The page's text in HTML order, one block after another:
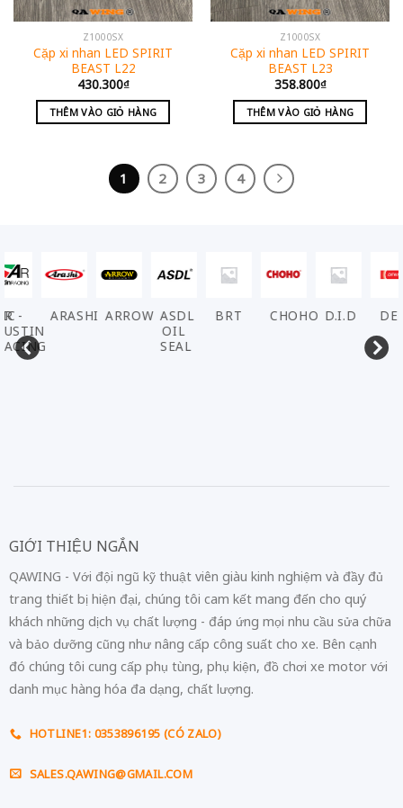
Z1000SX
Cặp xi nhan LED SPIRIT
BEAST L22
430.300₫
THÊM VÀO GIỎ HÀNG
Z1000SX
Cặp xi nhan LED SPIRIT
BEAST L23
358.800₫
THÊM VÀO GIỎ HÀNG
1 2 3 4
ARROW ASDL
BRT CHOHO D.I.D DENSO
GIỚI THIỆU NGẮN
QAWING - Với đội ngũ kỹ thuật viên giàu kinh nghiệm và đầy đủ
trang thiết bị hiện đại, chúng tôi cam kết mang đến cho quý
khách những dịch vụ chất lượng - đáp ứng mọi nhu cầu sửa chữa
và bảo dưỡng cũng như nâng cấp công suất cho xe. Bên cạnh
đó chúng tôi cung cấp phụ tùng, phụ kiện, đồ chơi xe motor với
danh mục hàng hóa đa dạng, chất lượng.
HOTLINE1: 0353896195 (CÓ ZALO)
SALES.QAWING@GMAIL.COM